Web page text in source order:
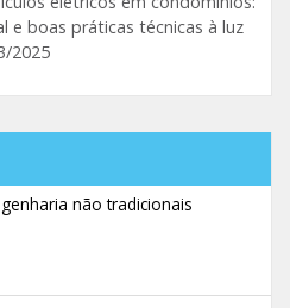
e boas práticas técnicas à luz
2025
não tradicionais